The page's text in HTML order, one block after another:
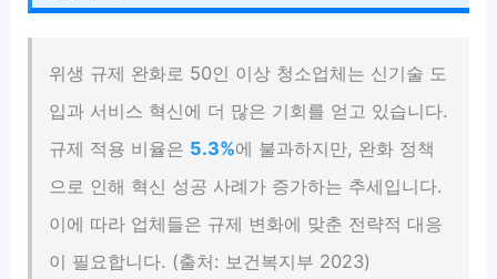
위생 규제 완화로 50인 이상 청소업체는 신기술 도
입과 서비스 혁신에 더 많은 기회를 얻고 있습니다.
규제 적용 비율은 5.3%에 불과하지만, 완화 정책
으로 인해 혁신 성공 사례가 증가하는 추세입니다.
이에 따라 업체들은 규제 변화에 맞춘 전략적 대응
이 필요합니다. (출처: 보건복지부 2023)